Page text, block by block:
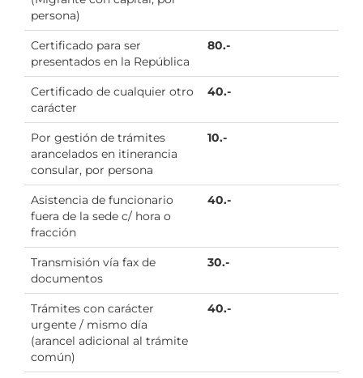
persona)
Certificado para ser
presentados en la República
80.-
Certificado de cualquier otro
carácter
40.-
Por gestión de trámites
arancelados en itinerancia
consular, por persona
10.-
Asistencia de funcionario
fuera de la sede c/ hora o
fracción
40.-
Transmisión vía fax de
documentos
30.-
Trámites con carácter
urgente / mismo día
(arancel adicional al trámite
común)
40.-